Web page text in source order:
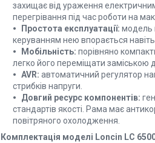
захищає від ураження
перегрівання під час роботи на
Простота експлуатації: модель
керуванням нею впорається
Мобільність: порівняно
легко його переміщати заміською
AVR: автоматичний регулятор
стрибків напруги.
Довгий ресурс компонентів:
стандартів якості. Рама має
повітряного охолодження.
Комплектація моделі Loncin LC